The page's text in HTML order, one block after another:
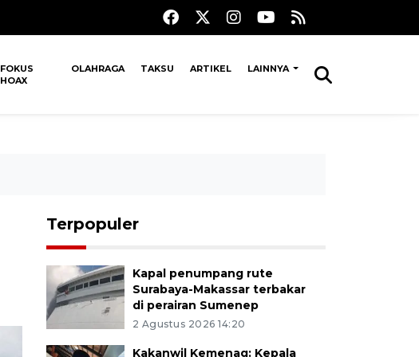
FOKUS
HOAX
OLAHRAGA TAKSU ARTIKEL LAINNYA
Terpopuler
Kapal penumpang rute
Surabaya-Makassar terbakar
di perairan Sumenep
2 Agustus 2026 14:20
Kakanwil Kemenag: Kepala